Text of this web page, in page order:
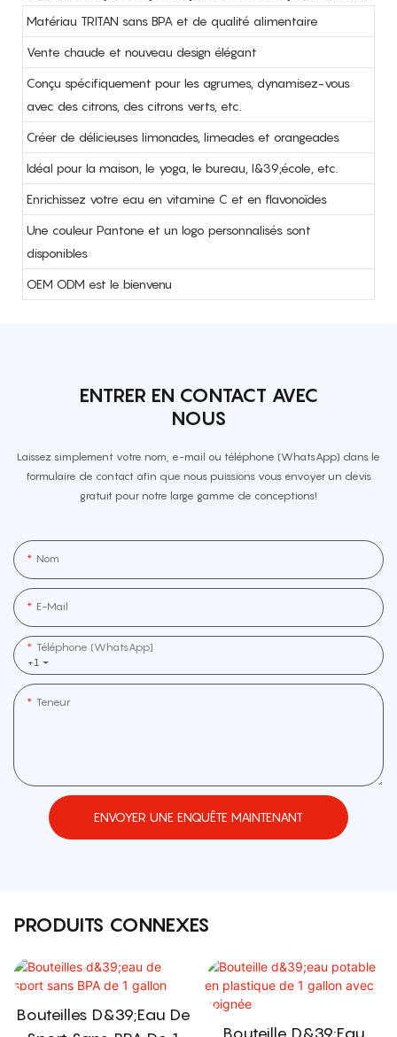
Matériau TRITAN sans BPA et de qualité alimentaire
Vente chaude et nouveau design élégant
Conçu spécifiquement pour les agrumes, dynamisez-vous
avec des citrons, des citrons verts, etc.
Créer de délicieuses limonades, limeades et orangeades
Idéal pour la maison, le yoga, le bureau, l&39;école, etc.
Enrichissez votre eau en vitamine C et en flavonoïdes
Une couleur Pantone et un logo personnalisés sont
disponibles
OEM ODM est le bienvenu
ENTRER EN CONTACT AVEC
NOUS
Laissez simplement votre nom, e-mail ou téléphone (WhatsApp) dans le
formulaire de contact afin que nous puissions vous envoyer un devis
gratuit pour notre large gamme de conceptions!
Nom
E-Mail
+1
Téléphone (WhatsApp]
Teneur
ENVOYER UNE ENQUÊTE MAINTENANT
PRODUITS CONNEXES
Bouteilles D&39;eau De
Bouteille D&39;eau